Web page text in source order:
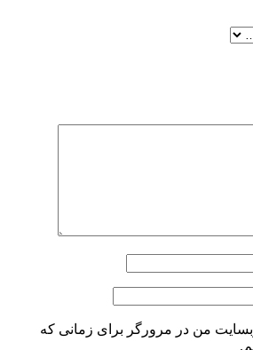
من در مرورگر برای زمانی که